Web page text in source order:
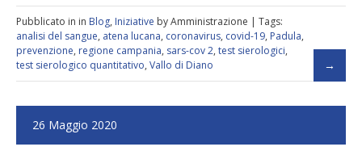
Pubblicato in in Blog, Iniziative by Amministrazione | Tags:
analisi del sangue, atena lucana, coronavirus, covid-19, Padula,
prevenzione, regione campania, sars-cov 2, test sierologici,
test sierologico quantitativo, Vallo di Diano
26 Maggio 2020